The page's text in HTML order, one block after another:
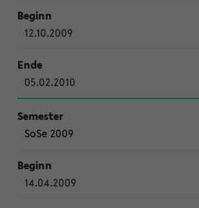
12.10.2009
05.02.2010
SoSe 2009
14.04.2009